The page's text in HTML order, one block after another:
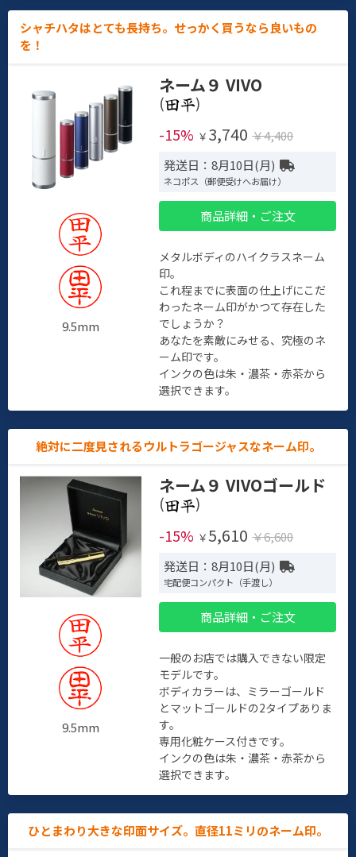
シャチハタはとても長持ち。せっかく買うなら良いもの
を！
9.5mm
ネーム９ VIVO
(
)
-15% ￥ 3,740 ￥4,400
発送日：8月10日(月)
ネコポス（郵便受けへお届け）
商品詳細・ご注文
メタルボディのハイクラスネーム
印。
これ程までに表面の仕上げにこだ
わったネーム印がかつて存在した
でしょうか？
あなたを素敵にみせる、究極のネ
ーム印です。
インクの色は朱・濃茶・赤茶から
選択できます。
絶対に二度見されるウルトラゴージャスなネーム印。
9.5mm
ネーム９ VIVOゴールド
(
)
-15% ￥ 5,610 ￥6,600
発送日：8月10日(月)
宅配便コンパクト（手渡し）
商品詳細・ご注文
一般のお店では購入できない限定
モデルです。
ボディカラーは、ミラーゴールド
とマットゴールドの2タイプありま
す。
専用化粧ケース付きです。
インクの色は朱・濃茶・赤茶から
選択できます。
ひとまわり大きな印面サイズ。直径11ミリのネーム印。